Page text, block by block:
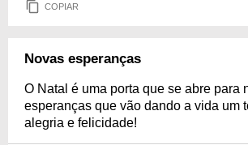
COPIAR
Novas esperanças
O Natal é uma porta que se abre para
esperanças que vão dando a vida um
alegria e felicidade!